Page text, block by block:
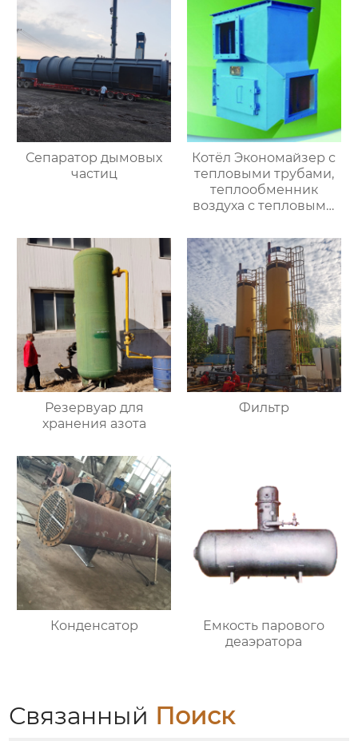
Сепаратор дымовых
частиц
Котёл Экономайзер с
тепловыми трубами,
теплообменник
воздуха с тепловыми
Резервуар для
хранения азота
Фильтр
Конденсатор
Емкость парового
деаэратора
Связанный Поиск